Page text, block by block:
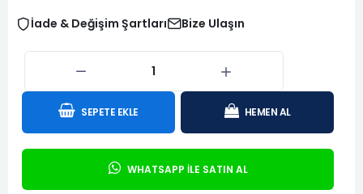
İade & Değişim Şartları Bize Ulaşın
SEPETE EKLE HEMEN AL
WHATSAPP İLE SATIN AL